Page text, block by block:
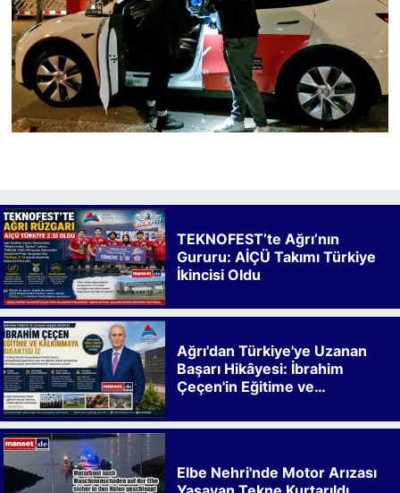
TEKNOFEST’te Ağrı’nın
Gururu: AİÇÜ Takımı Türkiye
İkincisi Oldu
Ağrı'dan Türkiye'ye Uzanan
Başarı Hikâyesi: İbrahim
Çeçen'in Eğitime ve
Elbe Nehri'nde Motor Arızası